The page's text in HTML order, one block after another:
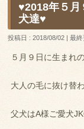
♥2018年５月
犬達♥
投稿日 : 2018/08/02 最
５月９日に生まれ
大人の毛に抜け替
父犬はA様ご愛犬